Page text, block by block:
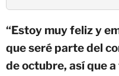
“Estoy muy feliz y
que seré parte del
de octubre, así que